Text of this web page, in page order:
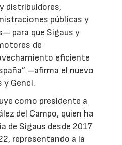
distribuidores,
públicas y
para que Sigaus y
de
eficiente
–afirma el nuevo
y Genci.
como presidente a
del Campo, quien ha
de Sigaus desde 2017
representando a la